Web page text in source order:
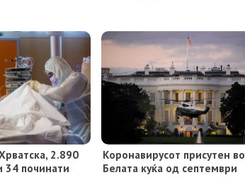
2.890
34 починати
Коронавирусот присутен во
Белата куќа од септември